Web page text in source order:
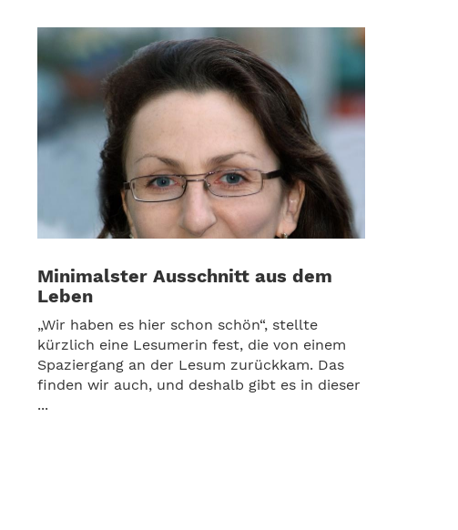
Minimalster Ausschnitt aus dem
Leben
„Wir haben es hier schon schön“, stellte
kürzlich eine Lesumerin fest, die von einem
Spaziergang an der Lesum zurückkam. Das
finden wir auch, und deshalb gibt es in dieser
...